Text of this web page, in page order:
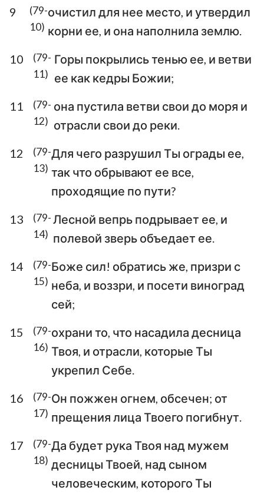
1 2 3 4 5 6
7
8
9 10 11 12 13
14
16
22
23 24 25 26 27
28
30 31 32 33 34
37
43
44 45 46 47 48
49
51 53 54 55
56
57
58 59 60 61 62
63
65 66 67 68 69
9
(79-
10)
очистил для нее место, и утвердил
корни ее, и она наполнила землю.
10
(79-
11)
Горы покрылись тенью ее, и ветви
ее как кедры Божии;
11
(79-
12)
она пустила ветви свои до моря и
отрасли свои до реки.
12
(79-
13)
Для чего разрушил Ты ограды ее,
так что обрывают ее все,
проходящие по пути?
13
(79-
14)
Лесной вепрь подрывает ее, и
полевой зверь объедает ее.
14
(79-
15)
Боже сил! обратись же, призри с
неба, и воззри, и посети виноград
сей;
15
(79-
16)
охрани то, что насадила десница
Твоя, и отрасли, которые Ты
укрепил Себе.
16
(79-
17)
Он пожжен огнем, обсечен; от
прещения лица Твоего погибнут.
17
(79-
18)
Да будет рука Твоя над мужем
десницы Твоей, над сыном
человеческим, которого Ты